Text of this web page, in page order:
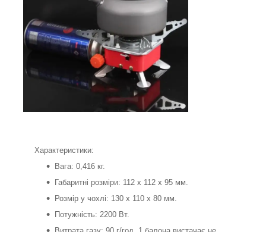
Характеристики:
Вага: 0,416 кг.
Габаритні розміри: 112 x 112 x 95 мм.
Розмір у чохлі: 130 x 110 x 80 мм.
Потужність: 2200 Вт.